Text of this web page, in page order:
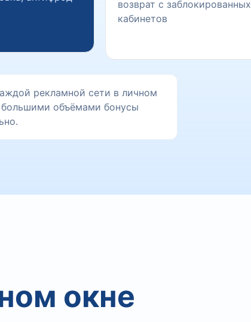
возврат с заблокированных
кабинетов
рекламной сети в личном
большими объёмами бонусы
окне